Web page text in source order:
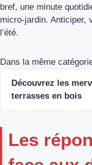
bref, une minute
micro-jardin. Anticiper,
l’été.
Dans la même
Découvrez les
terrasses en bois
Les